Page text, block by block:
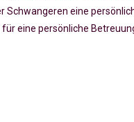
Schwangeren eine
eine persönliche